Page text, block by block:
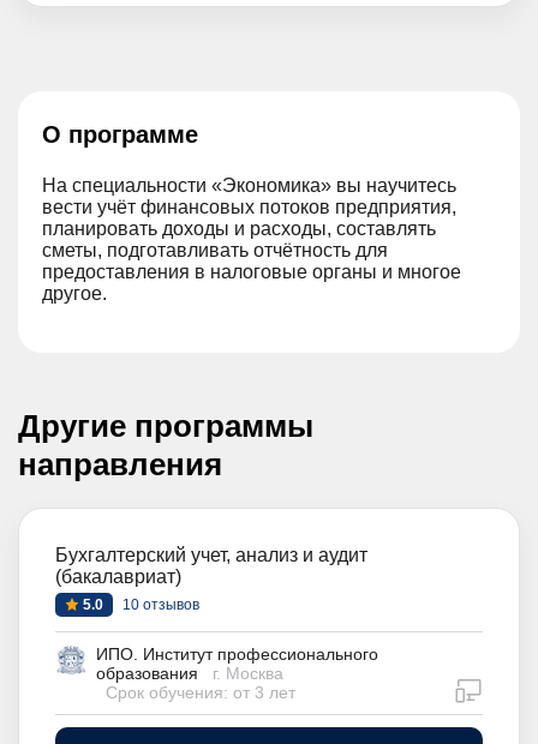
О программе
На специальности «Экономика» вы научитесь
вести учёт финансовых потоков предприятия,
планировать доходы и расходы, составлять
сметы, подготавливать отчётность для
предоставления в налоговые органы и многое
другое.
Другие программы
направления
Бухгалтерский учет, анализ и аудит
(бакалавриат)
5.0 10 отзывов
ИПО. Институт профессионального
образования
г. Москва
Срок обучения: от 3 лет